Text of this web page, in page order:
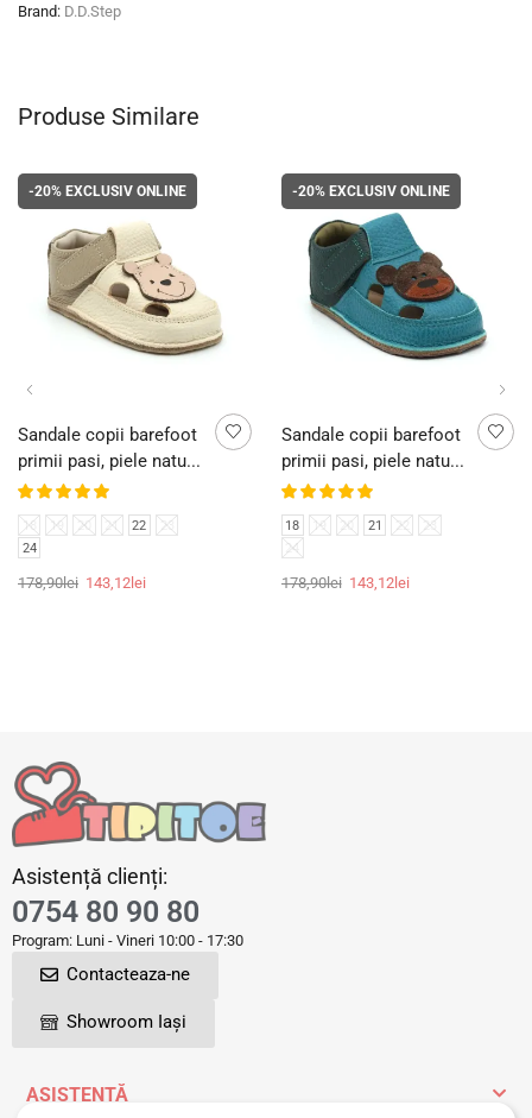
Brand: D.D.Step
Produse Similare
-20% EXCLUSIV ONLINE
Sandale copii barefoot
primii pasi, piele natu...
18 19 20 21 22
23
24
178,90lei 143,12 lei
-20%EXCLUSIV ONLINE
Sandale copii barefoot
primii pasi, piele natu...
18 19 20 21 22
23
24
178,90lei 143,12lei
Asistență clienți:
0754 80 90 80
Program: Luni - Vineri 10:00 - 17:30
Contacteaza-ne
Showroom Iași
ASISTENȚĂ